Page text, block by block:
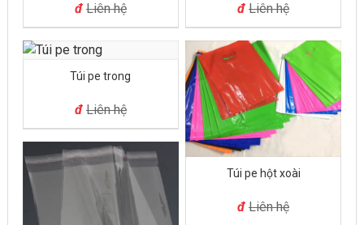
đ Liên hệ
đ Liên hệ
Túi pe trong
đ Liên hệ
Túi pe hột xoài
đ Liên hệ